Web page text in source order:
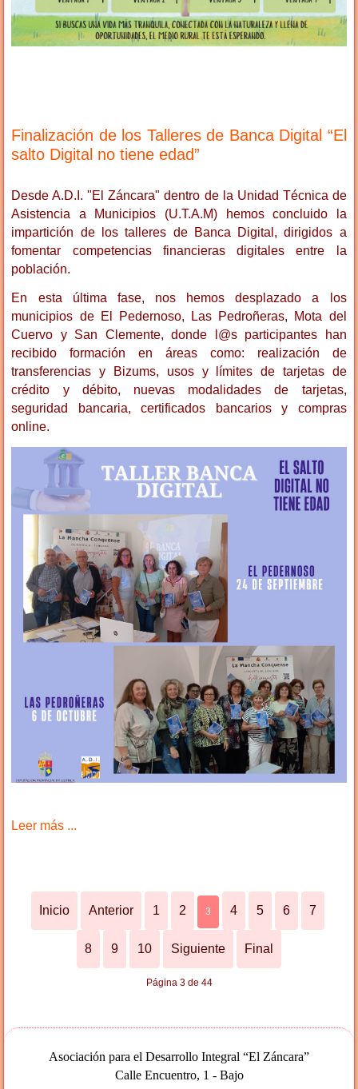
Finalización de los Talleres de Banca Digital “El
salto Digital no tiene edad”
Desde A.D.I. "El Záncara" dentro de la Unidad Técnica de
Asistencia a Municipios (U.T.A.M) hemos concluido la
impartición de los talleres de Banca Digital, dirigidos a
fomentar competencias financieras digitales entre la
población.
En esta última fase, nos hemos desplazado a los
municipios de El Pedernoso, Las Pedroñeras, Mota del
Cuervo y San Clemente, donde l@s participantes han
recibido formación en áreas como: realización de
transferencias y Bizums, usos y límites de tarjetas de
crédito y débito, nuevas modalidades de tarjetas,
seguridad bancaria, certificados bancarios y compras
online.
Leer más ...
Inicio Anterior 1 2 3 4 5 6 7
8 9 10 Siguiente Final
Página 3 de 44
Asociación para el Desarrollo Integral “El Záncara”
Calle Encuentro, 1 - Bajo